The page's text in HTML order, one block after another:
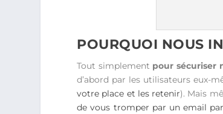
POURQUOI NOUS
Tout simplement pour sécuriser
d’abord par les utilisateurs eux-
votre place et les retenir). Mais
de vous tromper par un email